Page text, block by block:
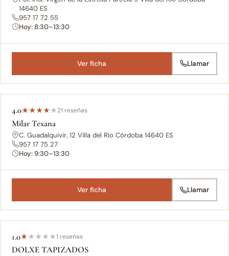
14640 ES
957 17 72 55
Hoy: 8:30–13:30
Ver ficha Llamar
4.0★★★★★21 reseñas
Milar Texana
C. Guadalquivir, 12 Villa del Río Córdoba 14640 ES
957 17 75 27
Hoy: 9:30–13:30
Ver ficha Llamar
1.0★★★★★1 reseñas
DOLXE TAPIZADOS